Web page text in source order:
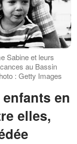
Sabine et leurs
au Bassin
: Getty Images
elles,